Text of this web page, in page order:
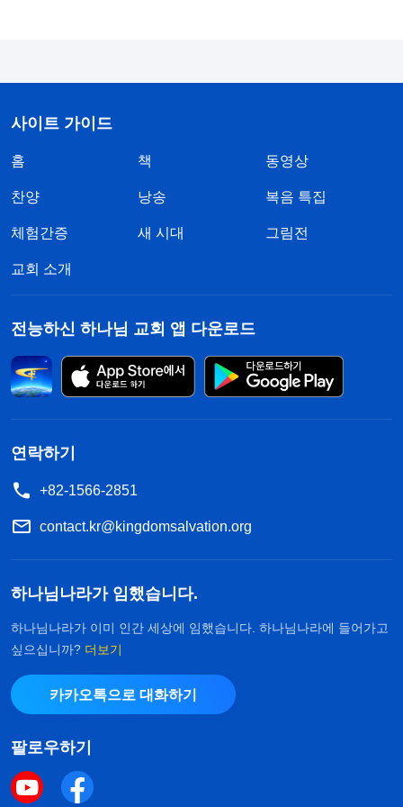
도로 제 내면은 믿음으로 가득 차올랐습니다. 경찰들
줄어들어 있었습니다.
다. “오늘도 말하지 않으면 너를 특수경찰대대로 보
야….” 저는 덜컥 겁이 났습니다. ‘특수경찰들은 훨씬
지독하겠지. 그 고문 도구들로 학대당하고도 살아서
나갈 수 있을까?’ 제가 그렇게 두려워하고 있을 때,
다음과 같은 하나님 말씀이 떠올랐습니다. 『이기는
자란 어떤 사람이냐? 그리스도의 정예병은 용감해야
하고, 영적으로 나를 의지하여 강해져야 하며, 앞다
다.
(＜말씀ㆍ1권 하나님의 현현과 사역ㆍ그리스도의
한 마음을 진정시켜 주었습니다. 저는 이것이 영계의
전쟁임을 깨달았습니다. 지금이 바로 하나님이 증거
하라고 하신 순간이었지요. 하나님이 뒤에서 저를 호
위해 주시니 아무것도 두려울 게 없었습니다. 경찰들
이 어떤 지독한 방법을 쓰든, 저는 하나님께 의지해
그리스도의 정예병이 되어 사탄과 결전을 벌여야 했
습니다. 무슨 일이 있어도 놈에게 굴복할 수 없었습
니다.
사이트 가이드
홈 책 동영상
찬양 낭송 복음 특집
체험간증 새 시대 그림전
교회 소개
전능하신 하나님 교회 앱 다운로드
연락하기
+82-1566-2851
contact.kr@kingdomsalvation.org
하나님나라가 임했습니다.
하나님나라가 이미 인간 세상에 임했습니다. 하나님나라에 들어가고
싶으십니까? 더보기
카카오톡으로 대화하기
팔로우하기